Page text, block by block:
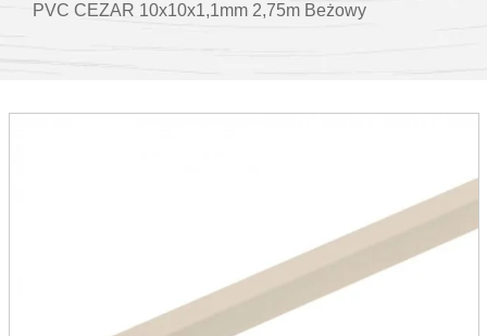
PVC CEZAR 10x10x1,1mm 2,75m Beżowy